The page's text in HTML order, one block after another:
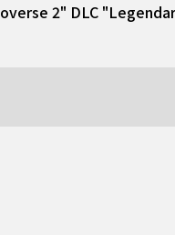
2" DLC